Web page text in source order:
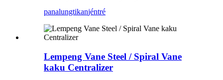
panalungtikanjéntré
Lempeng Vane Steel / Spiral Vane
kaku Centralizer